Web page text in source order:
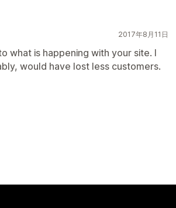
2017年8月11日
what is happening with your site. I
would have lost less customers.